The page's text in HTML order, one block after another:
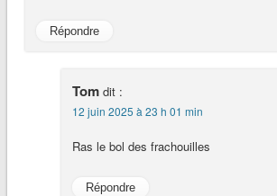
Répondre
Tom dit :
12 juin 2025 à 23 h 01 min
Ras le bol des frachouilles
Répondre